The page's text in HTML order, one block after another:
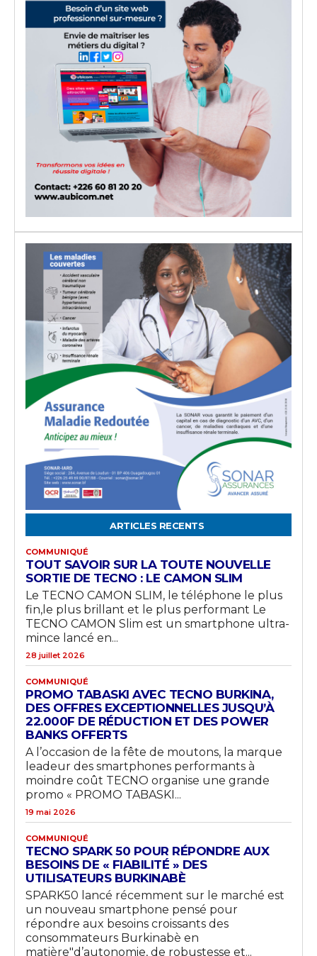
ARTICLES RECENTS
COMMUNIQUÉ
TOUT SAVOIR SUR LA TOUTE NOUVELLE
SORTIE DE TECNO : LE CAMON SLIM
Le TECNO CAMON SLIM, le téléphone le plus
fin,le plus brillant et le plus performant Le
TECNO CAMON Slim est un smartphone ultra-
mince lancé en...
28 juillet 2026
COMMUNIQUÉ
PROMO TABASKI AVEC TECNO BURKINA,
DES OFFRES EXCEPTIONNELLES JUSQU’À
22.000F DE RÉDUCTION ET DES POWER
BANKS OFFERTS
A l’occasion de la fête de moutons, la marque
leadeur des smartphones performants à
moindre coût TECNO organise une grande
promo « PROMO TABASKI...
19 mai 2026
COMMUNIQUÉ
TECNO SPARK 50 POUR RÉPONDRE AUX
BESOINS DE « FIABILITÉ » DES
UTILISATEURS BURKINABÈ
SPARK50 lancé récemment sur le marché est
un nouveau smartphone pensé pour
répondre aux besoins croissants des
consommateurs Burkinabè en
matière"d’autonomie, de robustesse et...